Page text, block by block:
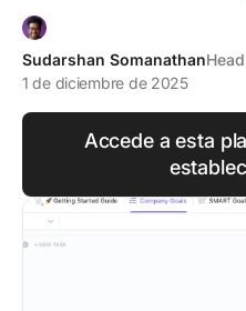
Sudarshan Somanathan
1 de diciembre de 2025
Accede a esta